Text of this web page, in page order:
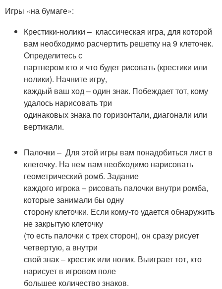
Игры «на бумаге»:
Крестики-нолики – классическая игра, для которой
вам необходимо расчертить решетку на 9 клеточек.
Определитесь с
партнером кто и что будет рисовать (крестики или
нолики). Начните игру,
каждый ваш ход – один знак. Побеждает тот, кому
удалось нарисовать три
одинаковых знака по горизонтали, диагонали или
вертикали.
Палочки – Для этой игры вам понадобиться лист в
клеточку. На нем вам необходимо нарисовать
геометрический ромб. Задание
каждого игрока – рисовать палочки внутри ромба,
которые занимали бы одну
сторону клеточки. Если кому-то удается обнаружить
не закрытую клеточку
(то есть палочки с трех сторон), он сразу рисует
четвертую, а внутри
свой знак – крестик или нолик. Выиграет тот, кто
нарисует в игровом поле
большее количество знаков.